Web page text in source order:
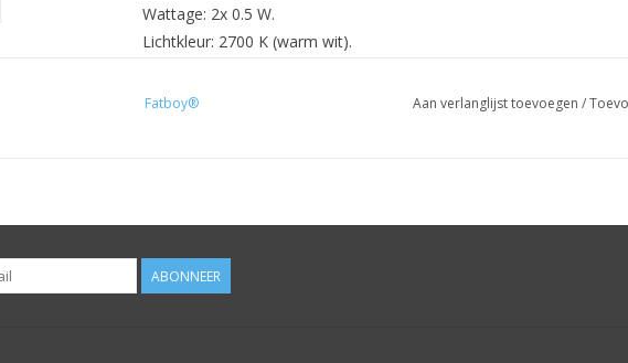
Wattage: 2x 0.5 W.
Lichtkleur: 2700 K (warm wit).
Batterij type: Li-Polymer 1600 mAh.
Branduren sterkste lichtstand: ± 8.
Branduren laagste lichtstand: ± 24.
Fatboy® Aan verlanglijst toevoegen /
ABONNEER